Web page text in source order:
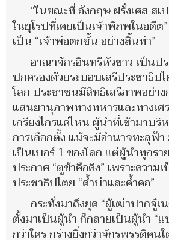
“ในขณะที่ อังกฤษ ฝรั่งเศส ส
ในยุโรปที่เคยเป็นเจ้าพิภพในอดีต
เป็น “เจ้าพ่อตกชั้น อย่างสิ้นท่า”
อาณาจักรอินทรีหัวขาว เป็นป
ปกครองด้วยระบอบเสรีประชาธิป
โลก ประชาชนมีสิทธิเสรีภาพอย่าง
แสนยานุภาพทางทหารและทางเ
เกรียงไกรแค่ไหน ผู้นำที่เข้ามาบริ
การเลือกตั้ง แม้จะมีอำนาจทะลุฟ้
เป็นเบอร์ 1 ของโลก แต่ผู้นำทุกรา
ประกาศ “ตูข้าคือคิง” เพราะความ
ประชาธิปไตย “ค้ำบ่าและค้ำคอ”
กระทั่งมาถึงยุค “ผู้เฒ่าปากจู๋เ
ตั้งมาเป็นผู้นำ ก็กลายเป็นผู้นำ “
กว่าใคร กร่างยิ่งกว่าจักรพรรดิคน